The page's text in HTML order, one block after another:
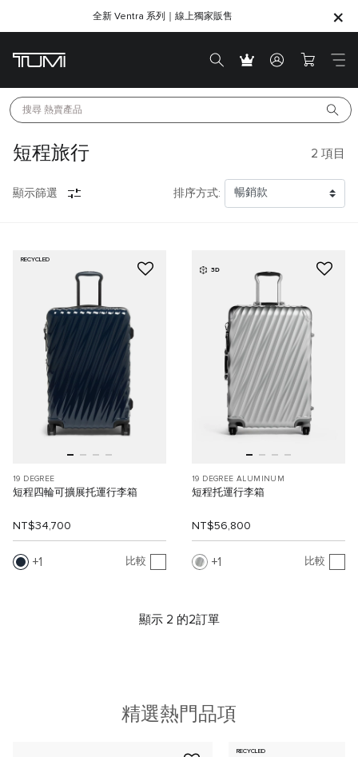
SHOP GIFTS
SHOP GIFTS
全新 Ventra 系列｜線上獨家販售
搜尋 熱賣產品
短程旅行 2 項目
顯示篩選 排序方式:
RECYCLED
19 DEGREE
短程四輪可擴展托運行李箱
NT$34,700
1 比較
3D
19 DEGREE ALUMINUM
短程托運行李箱
NT$56,800
1 比較
顯示 2 的2訂單
精選熱門品項
RECYCLED